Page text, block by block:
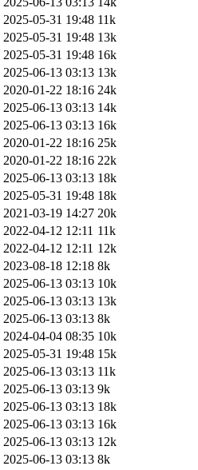
2025-05-31 19:48 11k
2025-05-31 19:48 13k
2025-05-31 19:48 16k
2025-06-13 03:13 13k
2020-01-22 18:16 24k
2025-06-13 03:13 14k
2025-06-13 03:13 16k
2020-01-22 18:16 25k
2020-01-22 18:16 22k
2025-06-13 03:13 18k
2025-05-31 19:48 18k
2021-03-19 14:27 20k
2022-04-12 12:11 11k
2022-04-12 12:11 12k
2023-08-18 12:18 8k
2025-06-13 03:13 10k
2025-06-13 03:13 13k
2025-06-13 03:13 8k
2024-04-04 08:35 10k
2025-05-31 19:48 15k
2025-06-13 03:13 11k
2025-06-13 03:13 9k
2025-06-13 03:13 18k
2025-06-13 03:13 16k
2025-06-13 03:13 12k
2025-06-13 03:13 8k